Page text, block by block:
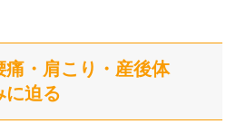
痛・肩こり・産後体
迫る